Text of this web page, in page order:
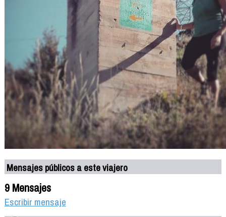
Mensajes públicos a este viajero
9 Mensajes
Escribir mensaje